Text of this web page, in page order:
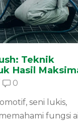
Teknik
Hasil
0
seni lukis,
fungsi